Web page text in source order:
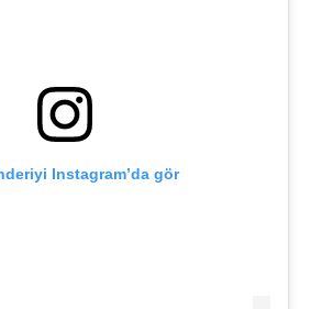
Instagram’da gör